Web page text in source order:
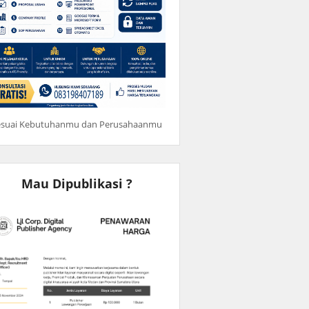
Kebutuhanmu dan Perusahaanmu
Mau Dipublikasi ?